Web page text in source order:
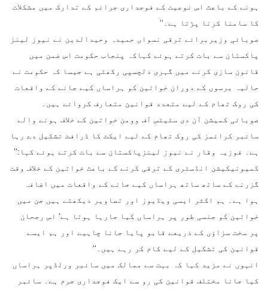
ہونے کے باعث اس نوعیت کے فوجداری جرائم کے تدارک میں مشکلات
کا سامنا کرنا پڑتا ہے۔‘‘
صوبائی وزیربرائے ترقی نسواں حمیدہ وحیدالدین نے نیوز لینز
پاکستان سے بات کرتے ہوئے کہاکہ پنجاب حکومت اس ضمن میں
قانون سازی کرنے میں گہری دلچسپی رکھتی ہے جیسا کہ حکومت نے
حالیہ برسوں کے دوران خواتین کو ہراساں کیے جانے کے واقعات
کی روک تھام کے لیے متعدد قوانین متعارف کروائے ہیں۔
صوبائی کمیشن آن دی سٹیٹس آف وومن خواتین کے خلاف ہونے والے
سائبر کرائمز کی روک تھام کے لیے ایکٹ کا ڈرافٹ تشکیل دے رہا
ہے۔ فوزیہ وقار نے نیوز لینزپاکستان سے بات کرتے ہوئے کہا:’’
کمیونیکیشن انڈسٹری کے ترقی کرنے کے باعث خواتین کے خلاف وقت
گزرنے کے ساتھ ساتھ ہراساں کیے جانے کے واقعات میں اضافہ
ہوا ہے۔ ہم اکثر ایسی ویڈیوز اور تصاویر دیکھتے ہیں جن میں
خواتین کو جنسی طور پر ہراساں کیا جارہا ہوتا ہے‘ اس رجحان
پر سخت سزاؤں کے ذریعے قابو پایا جانا چاہیے اور ہم ایسے
قوانین کی تشکیل کے لیے کام کر رہے ہیں۔‘‘
انہوں نے مزید کہا کہ بہت سے ممالک میں سائبر ورلڈپر ہراساں
کیا جانا مختلف قوانین کی رو سے ایک فوجداری جرم ہے۔ سائبر